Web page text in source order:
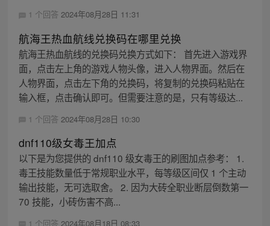
1 个回答 2024年08月28日 11:31
航海王热血航线兑换码在哪里兑换
航海王热血航线的兑换码兑换方式如下： 首先进入游戏界
面，点击左上角的游戏人物头像，进入人物界面。然后在
人物界面，点击左下角的兑换码，将复制的兑换码粘贴在
输入框，点击确认即可。但需要注意的是，只有等级达...
1 个回答 2024年08月28日 10:30
dnf110级女毒王加点
以下是为您提供的 dnf110 级女毒王的刷图加点参考： 1.
毒王技能数量低于常规职业水平，每等级区间仅 1 个主动
输出技能，无可选取舍。 2. 因为大砖全职业断层倒数第一
70 技能，小砖伤害不高...
1 个回答 2024年08月18日 08:33